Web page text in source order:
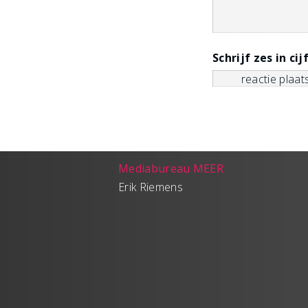
Schrijf zes in
Mediabureau MEER
Erik Riemens